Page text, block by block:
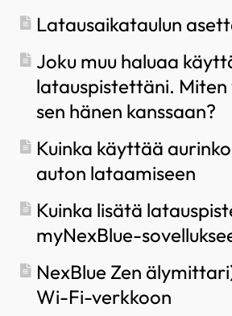
Latausaikataulun
Joku muu haluaa
latauspistettäni. Miten
sen hänen kanssaan?
Kuinka käyttää
auton lataamiseen
Kuinka lisätä
myNexBlue-
NexBlue Zen
Wi-Fi-verkkoon